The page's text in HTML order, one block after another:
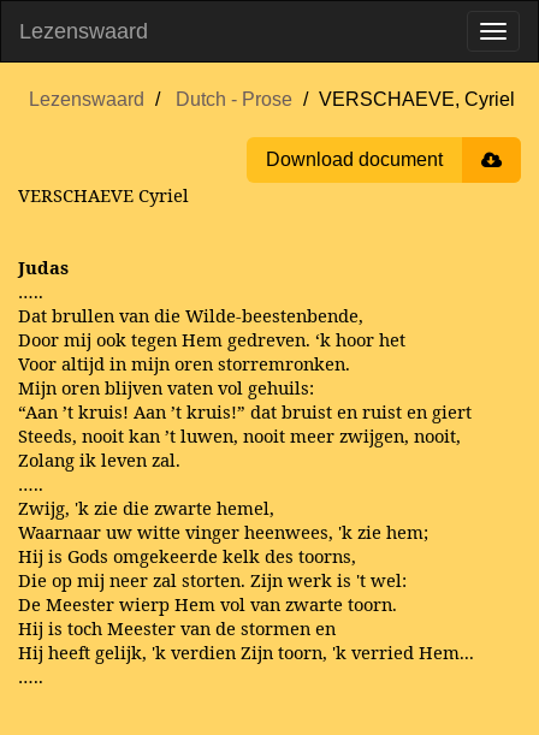
Lezenswaard
Lezenswaard Dutch - Prose VERSCHAEVE, Cyriel
Download document
VERSCHAEVE Cyriel
Judas
…..
Dat brullen van die Wilde-beestenbende,
Door mij ook tegen Hem gedreven. ‘k hoor het
Voor altijd in mijn oren storremronken.
Mijn oren blijven vaten vol gehuils:
“Aan ’t kruis! Aan ’t kruis!” dat bruist en ruist en giert
Steeds, nooit kan ’t luwen, nooit meer zwijgen, nooit,
Zolang ik leven zal.
…..
Zwijg, 'k zie die zwarte hemel,
Waarnaar uw witte vinger heenwees, 'k zie hem;
Hij is Gods omgekeerde kelk des toorns,
Die op mij neer zal storten. Zijn werk is 't wel:
De Meester wierp Hem vol van zwarte toorn.
Hij is toch Meester van de stormen en
Hij heeft gelijk, 'k verdien Zijn toorn, 'k verried Hem...
…..